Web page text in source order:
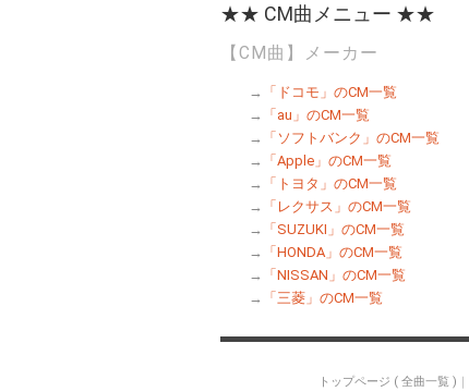
★★ CM曲メニュー ★★
【CM曲】メーカー
→
「ドコモ」のCM一覧
→
「au」のCM一覧
→
「ソフトバンク」のCM一覧
→
「Apple」のCM一覧
→
「トヨタ」のCM一覧
→
「レクサス」のCM一覧
→
「SUZUKI」のCM一覧
→
「HONDA」のCM一覧
→
「NISSAN」のCM一覧
→
「三菱」のCM一覧
トップページ ( 全曲一覧 ) ｜